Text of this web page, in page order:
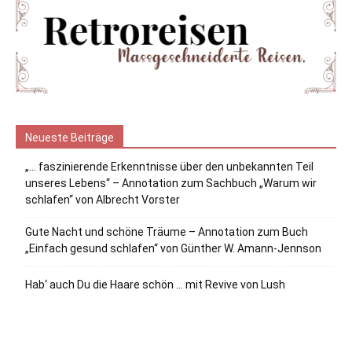
Neueste Beiträge
„… faszinierende Erkenntnisse über den unbekannten Teil
unseres Lebens“ – Annotation zum Sachbuch „Warum wir
schlafen“ von Albrecht Vorster
Gute Nacht und schöne Träume – Annotation zum Buch
„Einfach gesund schlafen“ von Günther W. Amann-Jennson
Hab‘ auch Du die Haare schön … mit Revive von Lush